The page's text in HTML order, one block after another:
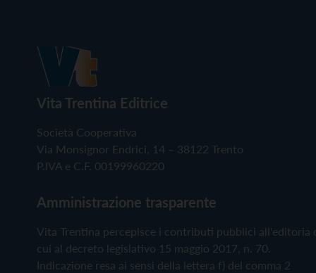
Vita Trentina Editrice
Società Cooperativa
Via Monsignor Endrici, 14 – 38122 Trento
P.IVA e C.F. 00199960220
Amministrazione trasparente
Vita Trentina percepisce i contributi pubblici all'editoria
cui al decreto legislativo 15 maggio 2017, n. 70.
Indicazione resa ai sensi della lettera f) del comma 2